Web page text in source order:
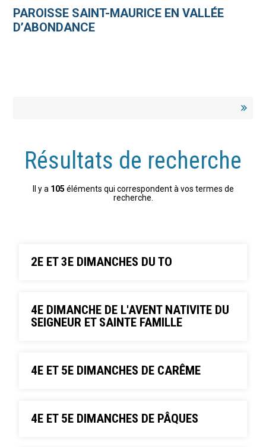
contenu.
personnelsPAROISSE SAINT-MAURICE EN VALLÉE
D’ABONDANCE
Résultats de recherche
Il y a 105 éléments qui correspondent à vos termes de
recherche.
2E ET 3E DIMANCHES DU TO
4E DIMANCHE DE L'AVENT NATIVITE DU
SEIGNEUR ET SAINTE FAMILLE
4E ET 5E DIMANCHES DE CARÊME
4E ET 5E DIMANCHES DE PÂQUES